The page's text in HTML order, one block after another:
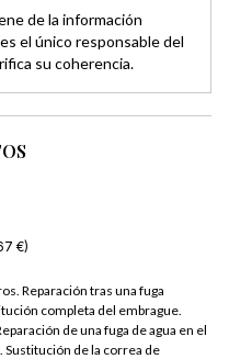
de la información
el único responsable del
su coherencia.
€)
Reparación tras una fuga
completa del embrague.
de una fuga de agua en el
Sustitución de la correa de